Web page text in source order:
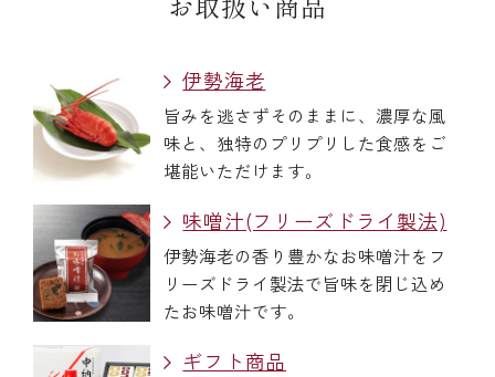
伊勢海老
旨みを逃さずそのままに、濃厚な風
味と、独特のプリプリした食感をご
堪能いただけます。
味噌汁(フリーズドライ製法)
伊勢海老の香り豊かなお味噌汁をフ
リーズドライ製法で旨味を閉じ込め
たお味噌汁です。
ギフト商品